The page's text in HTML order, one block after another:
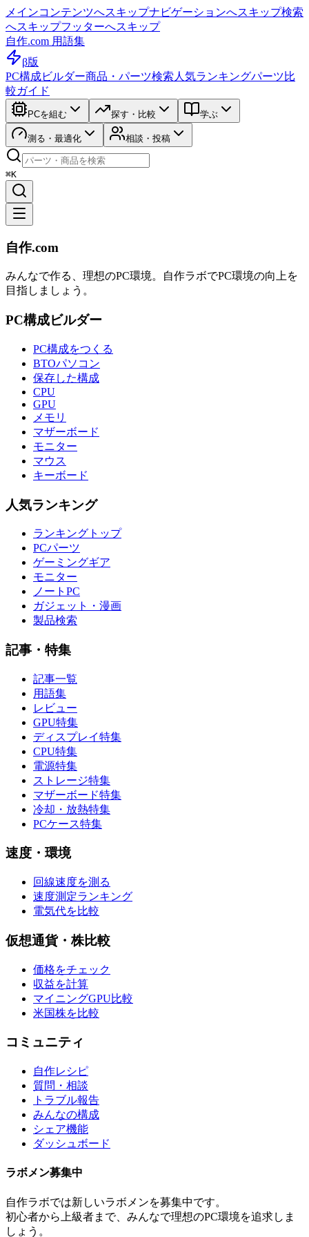
メインコンテンツへスキップナビゲーションへスキップ検索
へスキップフッターへスキップ
自作.com 用語集
β版
PC構成ビルダー商品・パーツ検索 人気ランキングパーツ比
較ガイド
PCを組む 探す・比較 学ぶ
測る・最適化 相談・投稿
⌘K
自作.com
みんなで作る、理想のPC環境。 自作ラボでPC環境の向上を
目指しましょう。
PC構成ビルダー
PC構成をつくる
BTOパソコン
保存した構成
CPU
GPU
メモリ
マザーボード
モニター
マウス
キーボード
人気ランキング
ランキングトップ
PCパーツ
ゲーミングギア
モニター
ノートPC
ガジェット・漫画
製品検索
記事・特集
記事一覧
用語集
レビュー
GPU特集
ディスプレイ特集
CPU特集
電源特集
ストレージ特集
マザーボード特集
冷却・放熱特集
PCケース特集
速度・環境
回線速度を測る
速度測定ランキング
電気代を比較
仮想通貨・株比較
価格をチェック
収益を計算
マイニングGPU比較
米国株を比較
コミュニティ
自作レシピ
質問・相談
トラブル報告
みんなの構成
シェア機能
ダッシュボード
ラボメン募集中
自作ラボでは新しいラボメンを募集中です。
初心者から上級者まで、みんなで理想のPC環境を追求しま
しょう。